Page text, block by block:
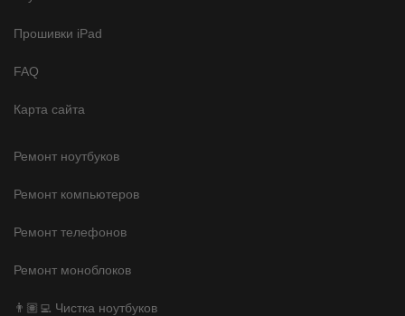
Прошивки iPad
FAQ
Карта сайта
Ремонт ноутбуков
Ремонт компьютеров
Ремонт телефонов
Ремонт моноблоков
👨🏽‍💻 Чистка ноутбуков